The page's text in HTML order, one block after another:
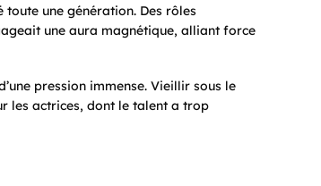
une génération. Des rôles
une aura magnétique, alliant force
pression immense. Vieillir sous le
les actrices, dont le talent a trop